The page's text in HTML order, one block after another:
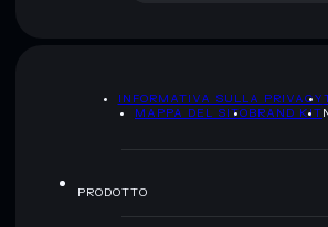
INFORMATIVA SULLA PRIVACY
MAPPA DEL SITOBRAND KIT
PRODOTTO